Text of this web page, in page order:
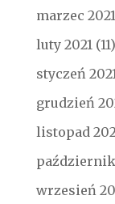
marzec 2021
luty 2021(11)
styczeń
grudzień
listopad
wrzesień